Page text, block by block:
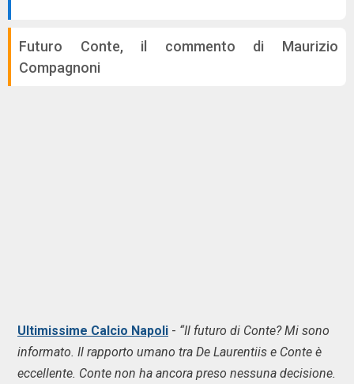
Futuro Conte, il commento di Maurizio
Compagnoni
Ultimissime Calcio Napoli - “Il futuro di Conte? Mi sono
informato. Il rapporto umano tra De Laurentiis e Conte è
eccellente. Conte non ha ancora preso nessuna decisione.